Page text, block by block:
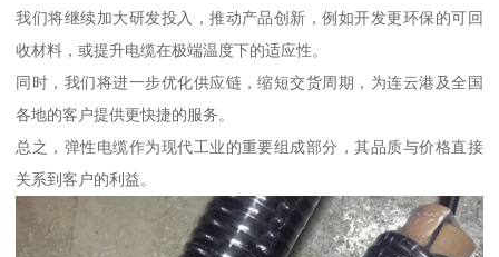
我们将继续加大研发投入，推动产品创新，例如开发更环保的可回
收材料，或提升电缆在极端温度下的适应性。
同时，我们将进一步优化供应链，缩短交货周期，为连云港及全国
各地的客户提供更快捷的服务。
总之，弹性电缆作为现代工业的重要组成部分，其品质与价格直接
关系到客户的利益。